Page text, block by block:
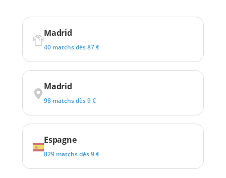
Madrid
40 matchs dès 87 €
Madrid
98 matchs dès 9 €
Espagne
829 matchs dès 9 €